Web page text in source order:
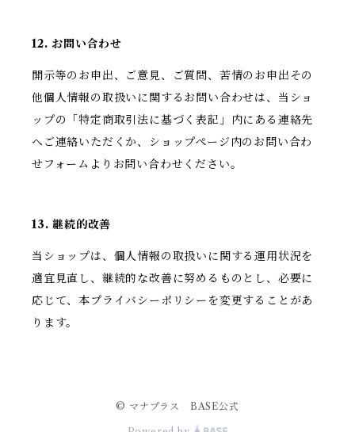
12. お問い合わせ
開示等のお申出、ご意見、ご質問、苦情のお申出その
他個人情報の取扱いに関するお問い合わせは、当ショ
ップの「特定商取引法に基づく表記」内にある連絡先
へご連絡いただくか、ショップページ内のお問い合わ
せフォームよりお問い合わせください。
13. 継続的改善
当ショップは、個人情報の取扱いに関する運用状況を
適宜見直し、継続的な改善に努めるものとし、必要に
応じて、本プライバシーポリシーを変更することがあ
ります。
© マナプラス BASE公式